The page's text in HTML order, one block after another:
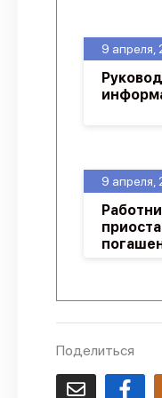
9 апреля,
9 апреля,
Поделиться